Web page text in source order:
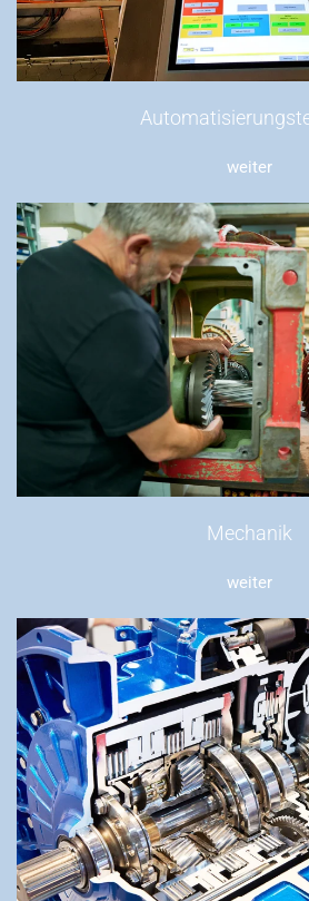
weiter
Mechanik
weiter